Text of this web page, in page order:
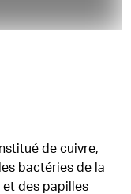
de cuivre,
bactéries de la
et des papilles